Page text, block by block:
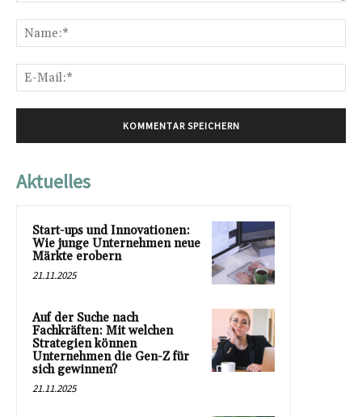
Aktuelles
Start-ups und Innovationen:
Wie junge Unternehmen neue
Märkte erobern
21.11.2025
Auf der Suche nach
Fachkräften: Mit welchen
Strategien können
Unternehmen die Gen-Z für
sich gewinnen?
21.11.2025